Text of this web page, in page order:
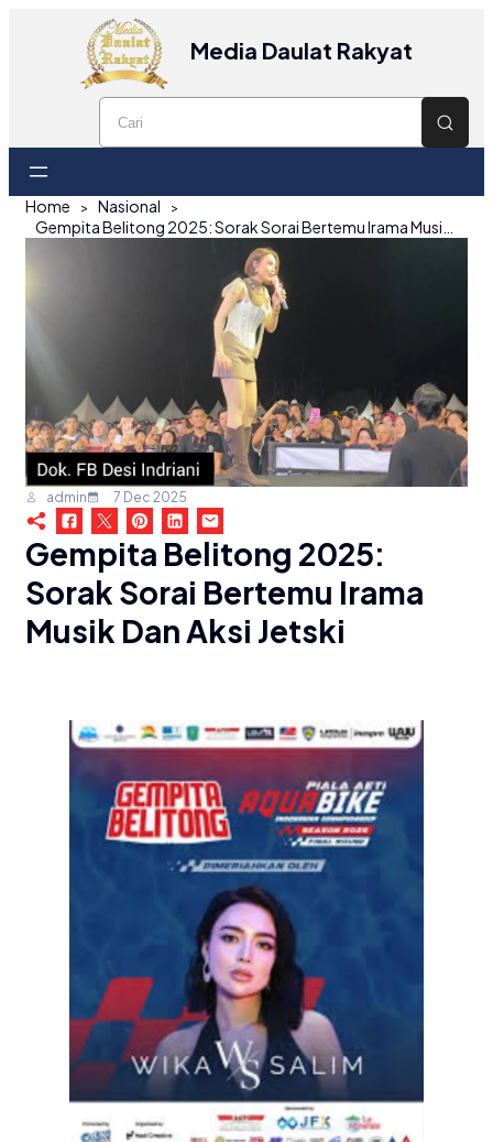
Media Daulat Rakyat
Home
Nasional
admin 7 Dec 2025
Gempita Belitong 2025:
Sorak Sorai Bertemu Irama
Musik Dan Aksi Jetski